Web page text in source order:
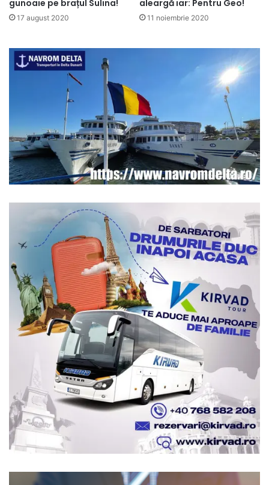
gunoaie pe brațul Sulina!
17 august 2020
aleargă iar: Pentru Geo!
11 noiembrie 2020